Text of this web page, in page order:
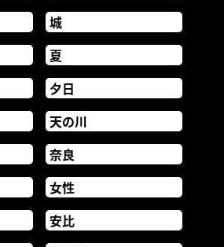
城
夏
夕日
天の川
奈良
女性
安比